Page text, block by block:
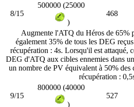
8/15
500000 (25000
)
468
Augmente l'ATQ du Héros de 65%
également 35% de tous les DEG
récupération : 4s. Lorsqu'il est attaqué,
DEG d'ATQ aux cibles ennemies dans
un nombre de PV équivalent à 50% des
récupération :
9/15
800000 (40000
)
527